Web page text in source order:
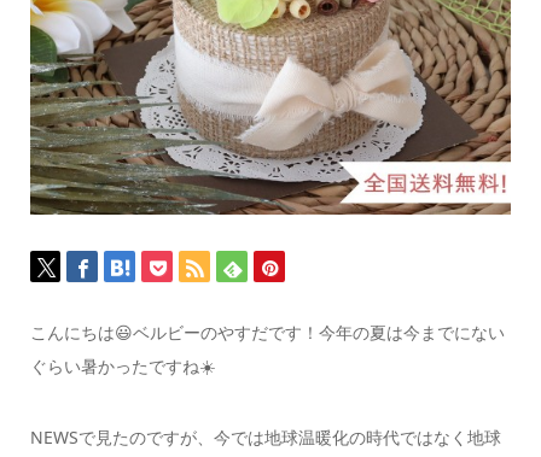
こんにちは😃ベルビーのやすだです！ 今年の夏は今までにない
ぐらい暑かったですね☀️
NEWSで見たのですが、今では地球温暖化の時代ではなく地球